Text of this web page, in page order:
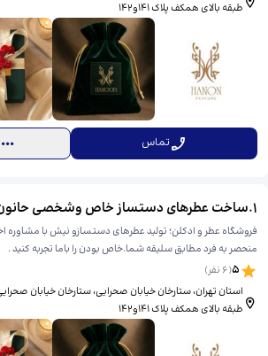
طبقه بالای همکف پلاک ۱۴۱و۱۴۲
تماس
1
.ساخت عطرهای دستساز خاص وشخصی
فروشگاه عطر و ادکلن؛ تولید عطرهای دستسازو نیش با مشاوره
منحصر به فرد مطابق سلیقه شما.خاص بودن را باما تجربه کنید .
5
(
6 نفر)
استان تهران، ستارخان خیابان صحرایی، ​ستارخان خیابان
طبقه بالای همکف پلاک ۱۴۱و۱۴۲